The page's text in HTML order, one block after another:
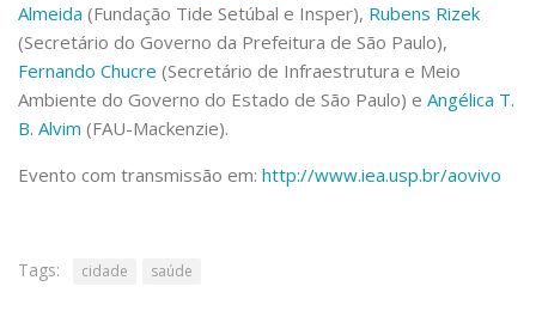
Almeida (Fundação Tide Setúbal e Insper), Rubens Rizek
(Secretário do Governo da Prefeitura de São Paulo),
Fernando Chucre (Secretário de Infraestrutura e Meio
Ambiente do Governo do Estado de São Paulo) e Angélica T.
B. Alvim (FAU-Mackenzie).
Evento com transmissão em: http://www.iea.usp.br/aovivo
Tags: cidade saúde